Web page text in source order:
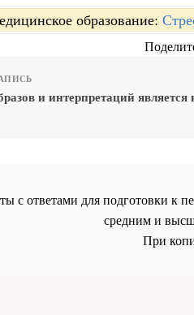
образование:
и интерпретаций является
с ответами для подготовки к
средним и
При